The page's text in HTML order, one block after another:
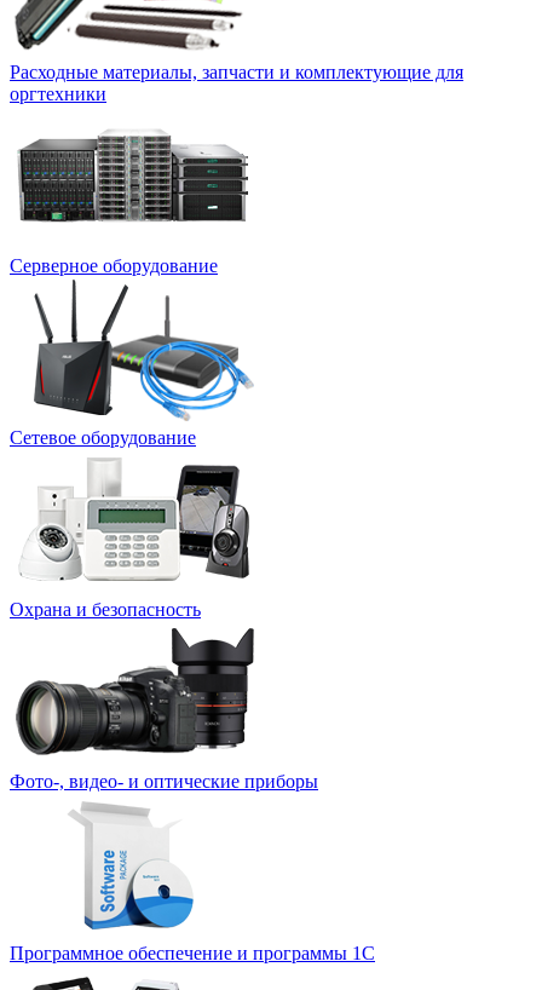
Расходные материалы, запчасти и комплектующие для
оргтехники
Серверное оборудование
Сетевое оборудование
Охрана и безопасность
Фото-, видео- и оптические приборы
Программное обеспечение и программы 1С